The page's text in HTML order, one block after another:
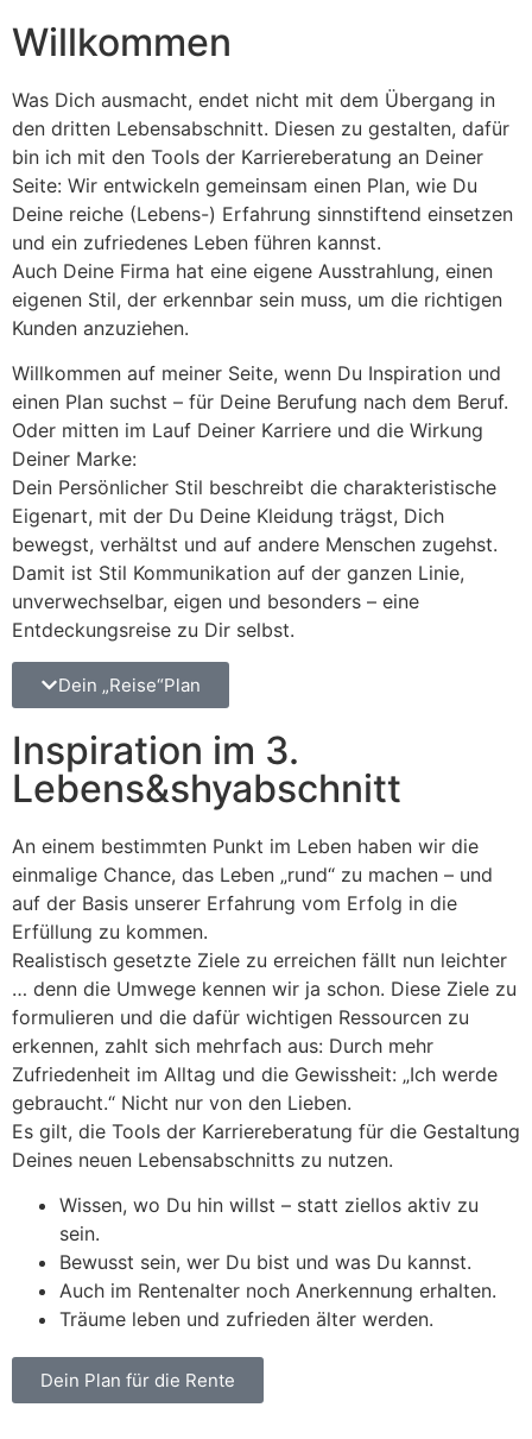
Willkommen
Was Dich ausmacht, endet nicht mit dem Übergang in
den dritten Lebensabschnitt. Diesen zu gestalten, dafür
bin ich mit den Tools der Karriereberatung an Deiner
Seite: Wir entwickeln gemeinsam einen Plan, wie Du
Deine reiche (Lebens-) Erfahrung sinnstiftend einsetzen
und ein zufriedenes Leben führen kannst.
Auch Deine Firma hat eine eigene Ausstrahlung, einen
eigenen Stil, der erkennbar sein muss, um die richtigen
Kunden anzuziehen.
Willkommen auf meiner Seite, wenn Du Inspiration und
einen Plan suchst – für Deine Berufung nach dem Beruf.
Oder mitten im Lauf Deiner Karriere und die Wirkung
Deiner Marke:
Dein Persönlicher Stil beschreibt die charakteristische
Eigenart, mit der Du Deine Kleidung trägst, Dich
bewegst, verhältst und auf andere Menschen zugehst.
Damit ist Stil Kommunikation auf der ganzen Linie,
unverwechselbar, eigen und besonders – eine
Entdeckungsreise zu Dir selbst.
Dein „Reise“Plan
Inspiration im 3.
Lebens&shyabschnitt
An einem bestimmten Punkt im Leben haben wir die
einmalige Chance, das Leben „rund“ zu machen – und
auf der Basis unserer Erfahrung vom Erfolg in die
Erfüllung zu kommen.
Realistisch gesetzte Ziele zu erreichen fällt nun leichter
… denn die Umwege kennen wir ja schon. Diese Ziele zu
formulieren und die dafür wichtigen Ressourcen zu
erkennen, zahlt sich mehrfach aus: Durch mehr
Zufriedenheit im Alltag und die Gewissheit: „Ich werde
gebraucht.“ Nicht nur von den Lieben.
Es gilt, die Tools der Karriereberatung für die Gestaltung
Deines neuen Lebensabschnitts zu nutzen.
Wissen, wo Du hin willst – statt ziellos aktiv zu
sein.
Bewusst sein, wer Du bist und was Du kannst.
Auch im Rentenalter noch Anerkennung erhalten.
Träume leben und zufrieden älter werden.
Dein Plan für die Rente